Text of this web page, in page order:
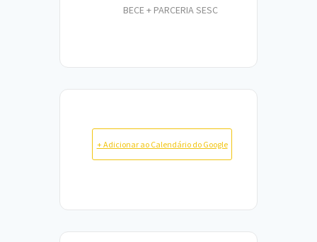
BECE + PARCERIA SESC
+ Adicionar ao Calendário do Google